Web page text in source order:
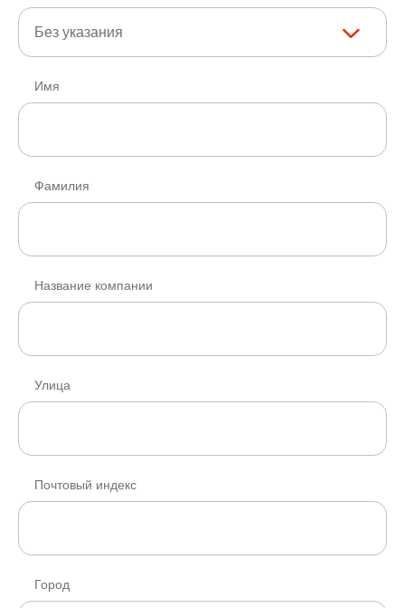
Без указания
Имя
Фамилия
Название компании
Улица
Почтовый индекс
Город